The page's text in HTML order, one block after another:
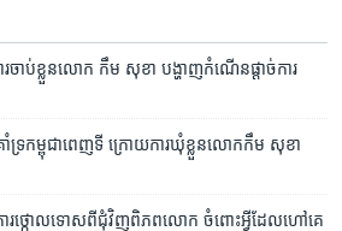
រចាប់ខ្លួន​លោក កឹម សុខា បង្ហាញ​កំណើន​ផ្តាច់​ការ
ទ្រ​កម្ពុជា​ពេញទី​ ​ក្រោយ​ការ​ឃុំ​ខ្លួន​លោក​កឹម សុខា
ន​ការ​ថ្កោល​ទោស​ពី​ជុំ​វិញ​ពិភពលោក ចំពោះ​​អ្វី​ដែល​ហៅ​គេ​